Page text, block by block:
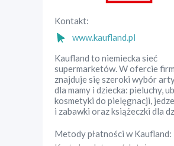
Kontakt:
www.kaufland.pl
Kaufland to niemiecka sieć
supermarketów. W ofercie
znajduje się szeroki wybór
dla mamy i dziecka: pieluchy,
kosmetyki do pielęgnacji,
i zabawki oraz książeczki dla
Metody płatności wKaufland: